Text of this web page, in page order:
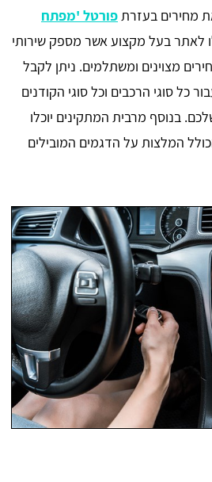
מחירים בעזרתפורטל 'מפתח
לאתר בעל מקצוע אשר מספק שירותי
מצוינים ומשתלמים. ניתן לקבל
כל סוגי הרכבים וכל סוגי הקודנים
בנוסף מרבית המתקינים יוכלו
המלצות על הדגמים המובילים